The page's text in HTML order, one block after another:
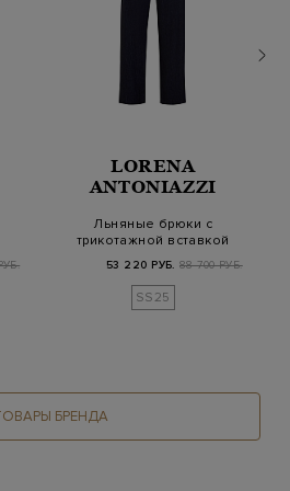
LORENA
ANTONIAZZI
Льняные брюки с
трикотажной вставкой
на поясе и кулиск…
53 220 РУБ. 88 700 РУБ.
SS25
БРЕНДА